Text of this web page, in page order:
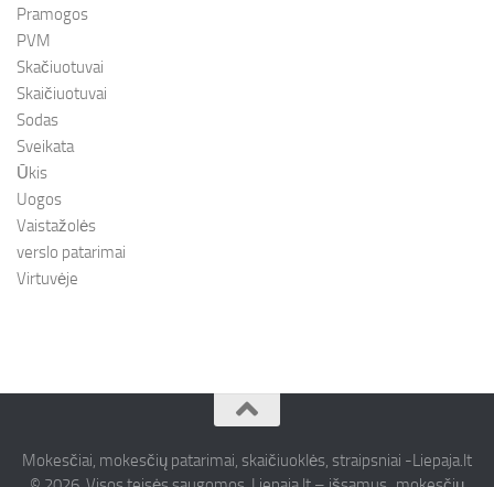
Pramogos
PVM
Skačiuotuvai
Skaičiuotuvai
Sodas
Sveikata
Ūkis
Uogos
Vaistažolės
verslo patarimai
Virtuvėje
Mokesčiai, mokesčių patarimai, skaičiuoklės, straipsniai -Liepaja.lt